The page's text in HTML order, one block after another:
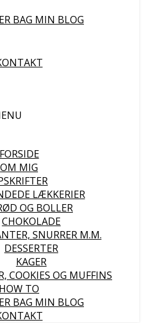
BAG MIN BLOG
FORSIDE
OM MIG
LÆKKERIER
OG BOLLER
CHOKOLADE
SNURRER M.M.
DESSERTER
KAGER
COOKIES OG MUFFINS
HOW TO
BAG MIN BLOG